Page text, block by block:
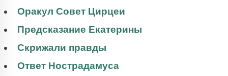
Оракул Совет Цирцеи
Предсказание Екатерины
Скрижали правды
Ответ Нострадамуса